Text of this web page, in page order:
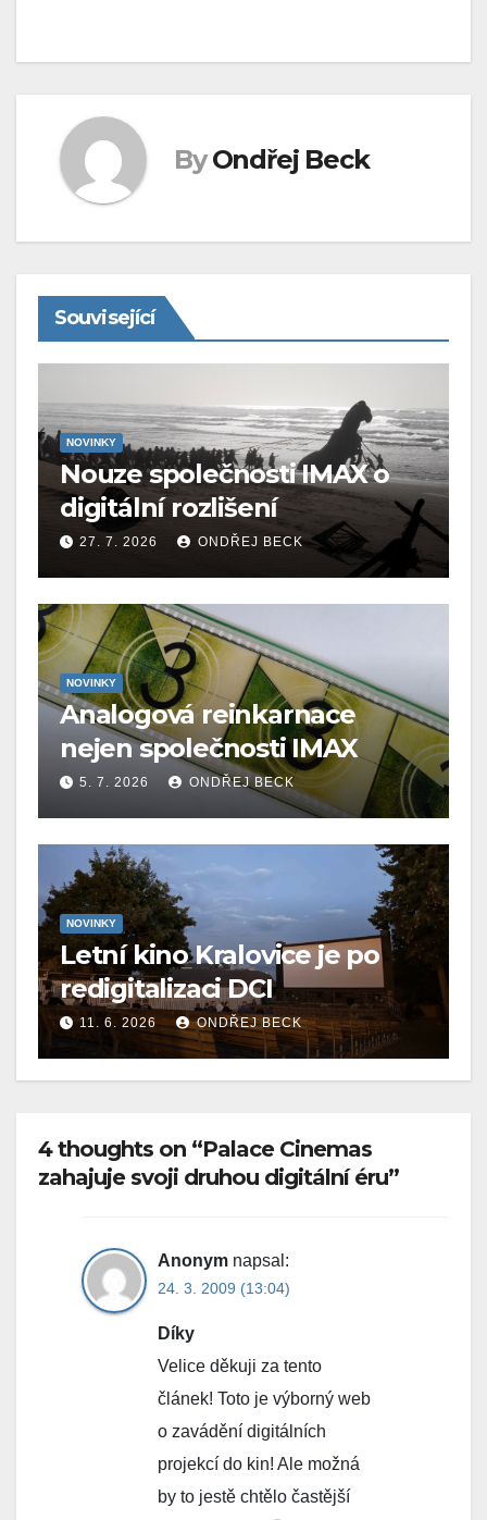
By Ondřej Beck
Související
NOVINKY
Nouze společnosti IMAX o
digitální rozlišení
27. 7. 2026 ONDŘEJ BECK
NOVINKY
Analogová reinkarnace
nejen společnosti IMAX
5. 7. 2026 ONDŘEJ BECK
NOVINKY
Letní kino Kralovice je po
redigitalizaci DCI
11. 6. 2026 ONDŘEJ BECK
4 thoughts on “Palace Cinemas
zahajuje svoji druhou digitální éru”
Anonym napsal:
24. 3. 2009 (13:04)
Díky
Velice děkuji za tento
článek! Toto je výborný web
o zavádění digitálních
projekcí do kin! Ale možná
by to jestě chtělo častější